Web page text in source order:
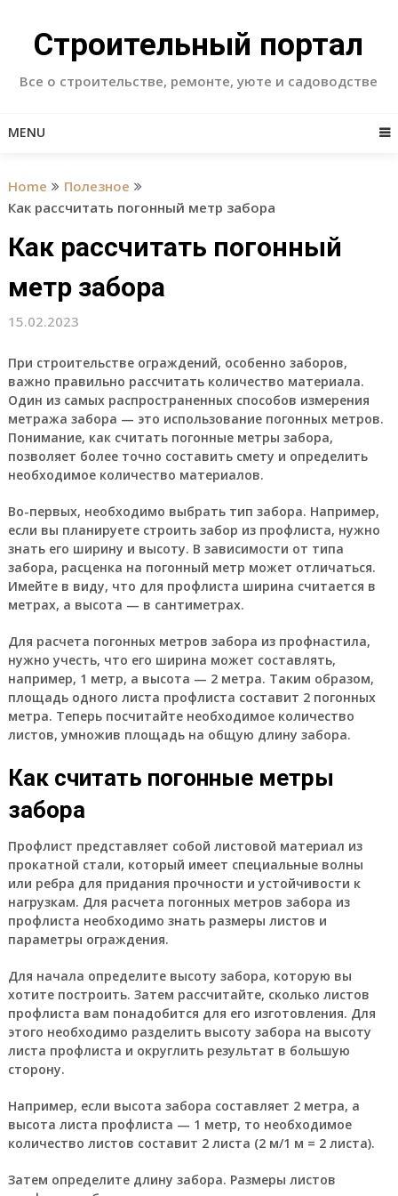
contentСтроительный портал
Все о строительстве, ремонте, уюте и садоводстве
MENU
Home
Полезное
Как рассчитать погонный метр забора
Как рассчитать погонный
метр забора
15.02.2023
При строительстве ограждений, особенно заборов,
важно правильно рассчитать количество материала.
Один из самых распространенных способов измерения
метража забора — это использование погонных метров.
Понимание, как считать погонные метры забора,
позволяет более точно составить смету и определить
необходимое количество материалов.
Во-первых, необходимо выбрать тип забора. Например,
если вы планируете строить забор из профлиста, нужно
знать его ширину и высоту. В зависимости от типа
забора, расценка на погонный метр может отличаться.
Имейте в виду, что для профлиста ширина считается в
метрах, а высота — в сантиметрах.
Для расчета погонных метров забора из профнастила,
нужно учесть, что его ширина может составлять,
например, 1 метр, а высота — 2 метра. Таким образом,
площадь одного листа профлиста составит 2 погонных
метра. Теперь посчитайте необходимое количество
листов, умножив площадь на общую длину забора.
Как считать погонные метры
забора
Профлист представляет собой листовой материал из
прокатной стали, который имеет специальные волны
или ребра для придания прочности и устойчивости к
нагрузкам. Для расчета погонных метров забора из
профлиста необходимо знать размеры листов и
параметры ограждения.
Для начала определите высоту забора, которую вы
хотите построить. Затем рассчитайте, сколько листов
профлиста вам понадобится для его изготовления. Для
этого необходимо разделить высоту забора на высоту
листа профлиста и округлить результат в большую
сторону.
Например, если высота забора составляет 2 метра, а
высота листа профлиста — 1 метр, то необходимое
количество листов составит 2 листа (2 м/1 м = 2 листа).
Затем определите длину забора. Размеры листов